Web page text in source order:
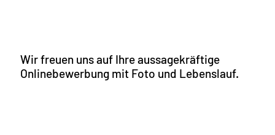
Wir freuen uns auf Ihre aussagekräftige
Onlinebewerbung mit Foto und Lebenslauf.